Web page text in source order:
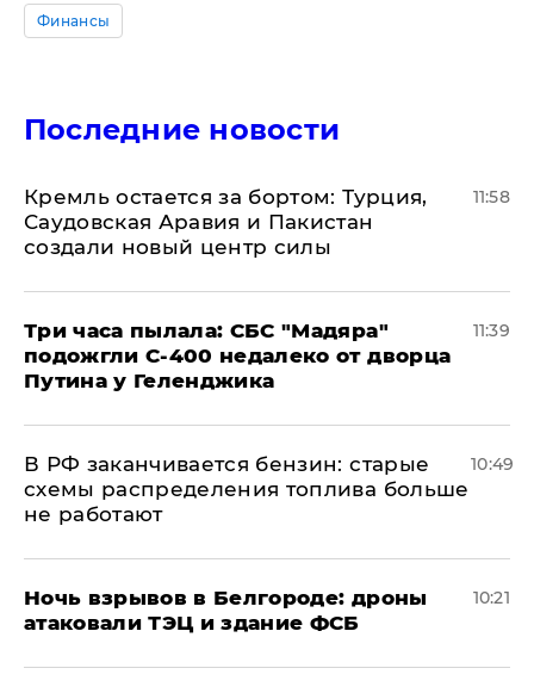
Финансы
Последние новости
​Кремль остается за бортом: Турция,
Саудовская Аравия и Пакистан
создали новый центр силы
11:58
Три часа пылала: СБС "Мадяра"
подожгли С-400 недалеко от дворца
Путина у Геленджика
11:39
​В РФ заканчивается бензин: старые
схемы распределения топлива больше
не работают
10:49
​Ночь взрывов в Белгороде: дроны
атаковали ТЭЦ и здание ФСБ
10:21